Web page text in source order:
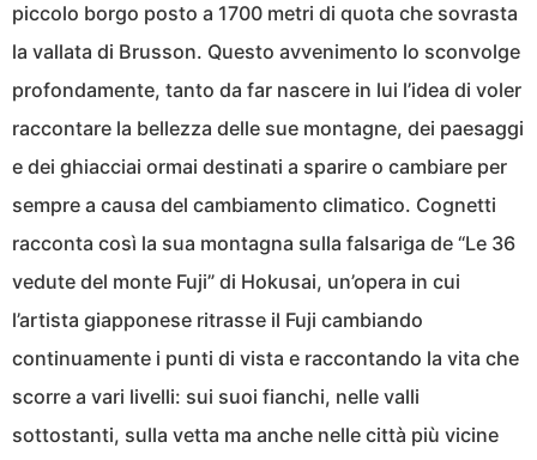
piccolo borgo posto a 1700 metri di quota che sovrasta
la vallata di Brusson. Questo avvenimento lo sconvolge
profondamente, tanto da far nascere in lui l’idea di voler
raccontare la bellezza delle sue montagne, dei paesaggi
e dei ghiacciai ormai destinati a sparire o cambiare per
sempre a causa del cambiamento climatico. Cognetti
racconta così la sua montagna sulla falsariga de “Le 36
vedute del monte Fuji” di Hokusai, un’opera in cui
l’artista giapponese ritrasse il Fuji cambiando
continuamente i punti di vista e raccontando la vita che
scorre a vari livelli: sui suoi fianchi, nelle valli
sottostanti, sulla vetta ma anche nelle città più vicine